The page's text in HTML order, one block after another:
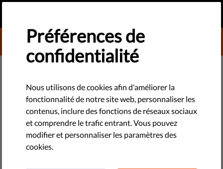
DONATE TO LIBERTIES
MONITORING - UE
Vérone, une ville "pro vie" qui
entend fait la guerre au droit des
femmes à l'avortement
Le conseil municipal de Vérone a approuvé une résolution qui
Préférences de
confidentialité
Nous utilisons de cookies afin d'améliorer la
fonctionnalité de notre site web, personnaliser les
contenus, inclure des fonctions de réseaux sociaux
et comprendre le trafic entrant. Vous pouvez
modifier et personnaliser les paramètres des
cookies.